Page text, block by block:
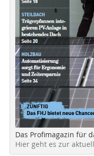
Das Profimagazin für
Hier geht es zur